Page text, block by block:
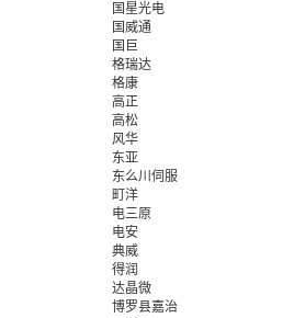
国星光电
国威通
国巨
格瑞达
格康
高正
高松
风华
东亚
东么川伺服
町洋
电三原
电安
典威
得润
达晶微
博罗县嘉治